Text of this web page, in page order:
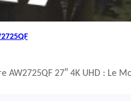
AW2725QF 27″ 4K UHD : Le